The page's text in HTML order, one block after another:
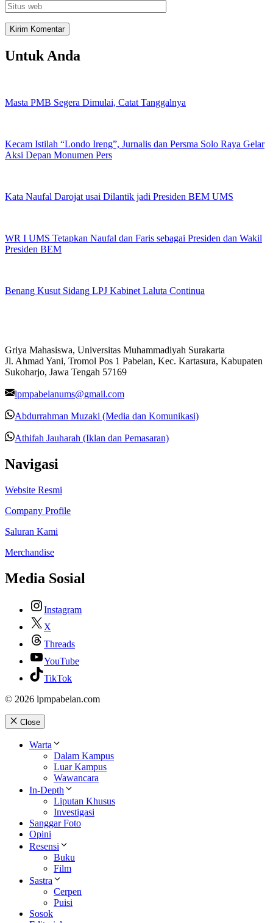
Untuk Anda
Masta PMB Segera Dimulai, Catat Tanggalnya
Kecam Istilah “Londo Ireng”, Jurnalis dan Persma Solo Raya Gelar
Aksi Depan Monumen Pers
Kata Naufal Darojat usai Dilantik jadi Presiden BEM UMS
WR I UMS Tetapkan Naufal dan Faris sebagai Presiden dan Wakil
Presiden BEM
Benang Kusut Sidang LPJ Kabinet Laluta Continua
Griya Mahasiswa, Universitas Muhammadiyah Surakarta
Jl. Ahmad Yani, Tromol Pos 1 Pabelan, Kec. Kartasura, Kabupaten
Sukoharjo, Jawa Tengah 57169
lpmpabelanums@gmail.com
Abdurrahman Muzaki (Media dan Komunikasi)
Athifah Jauharah (Iklan dan Pemasaran)
Navigasi
Website Resmi
Company Profile
Saluran Kami
Merchandise
Media Sosial
Instagram
X
Threads
YouTube
TikTok
© 2026 lpmpabelan.com
Close
Warta
Dalam Kampus
Luar Kampus
Wawancara
In-Depth
Liputan Khusus
Investigasi
Sanggar Foto
Opini
Resensi
Buku
Film
Sastra
Cerpen
Puisi
Sosok